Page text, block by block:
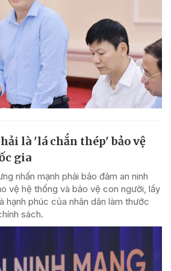
là 'lá chắn thép' bảo vệ
gia
nhấn mạnh phải bảo đảm an ninh
vệ hệ thống và bảo vệ con người, lấy
hạnh phúc của nhân dân làm thước
sách.